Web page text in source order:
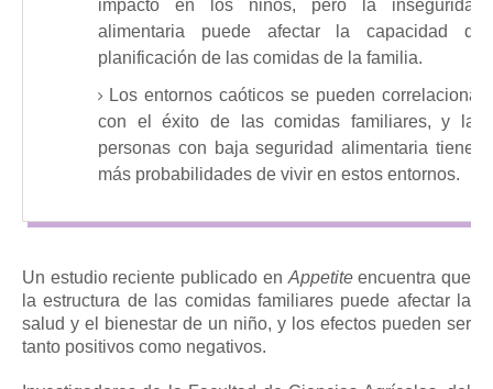
impacto en los niños, pero la inseguridad
alimentaria puede afectar la capacidad de
planificación de las comidas de la familia.
Los entornos caóticos se pueden correlacionar
con el éxito de las comidas familiares, y las
personas con baja seguridad alimentaria tienen
más probabilidades de vivir en estos entornos.
Un estudio reciente publicado en Appetiteencuentra que
la estructura de las comidas familiares puede afectar la
salud y el bienestar de un niño, y los efectos pueden ser
tanto positivos como negativos.